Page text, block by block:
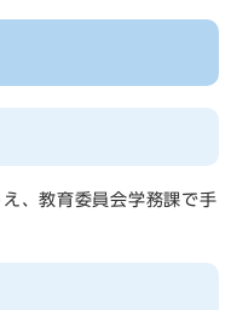
、教育委員会学務課で手